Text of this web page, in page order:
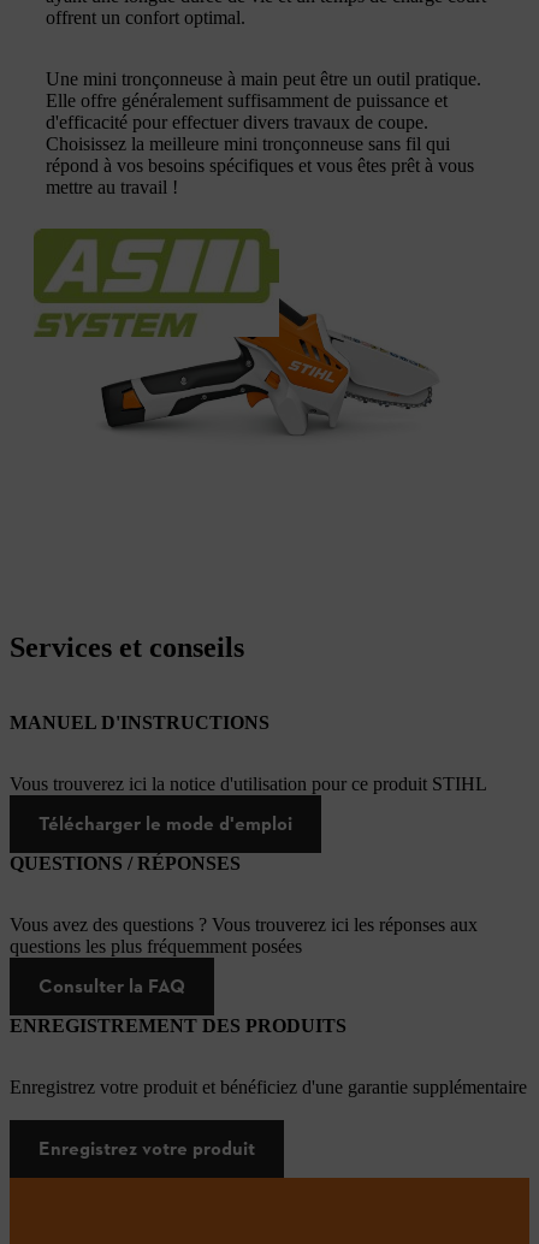
offrent un confort optimal.
Une mini tronçonneuse à main peut être un outil pratique.
Elle offre généralement suffisamment de puissance et
d'efficacité pour effectuer divers travaux de coupe.
Choisissez la meilleure mini tronçonneuse sans fil qui
répond à vos besoins spécifiques et vous êtes prêt à vous
mettre au travail !
Services et conseils
MANUEL D'INSTRUCTIONS
Vous trouverez ici la notice d'utilisation pour ce produit STIHL
Télécharger le mode d'emploi
QUESTIONS / RÉPONSES
Vous avez des questions ? Vous trouverez ici les réponses aux
questions les plus fréquemment posées
Consulter la FAQ
ENREGISTREMENT DES PRODUITS
Enregistrez votre produit et bénéficiez d'une garantie supplémentaire
Enregistrez votre produit